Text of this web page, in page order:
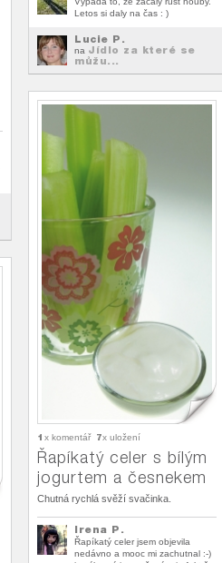
Letos si daly na čas : )
Lucie P.
na Jídlo za které se
můžu...
1 x komentář 7x uložení
Řapíkatý celer s bílým
jogurtem a česnekem
Chutná rychlá svěží svačinka.
Irena P.
Řapíkatý celer jsem objevila
nedávno a mooc mi zachutnal :-)